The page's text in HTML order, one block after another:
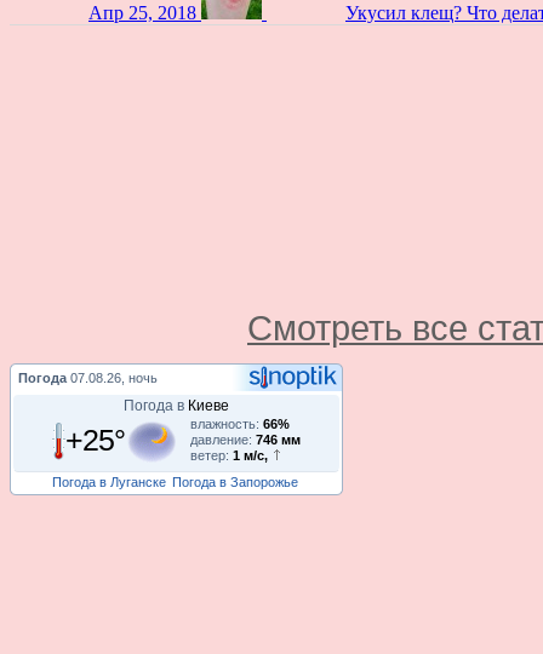
Апр 25, 2018 Укусил клещ? Что
Смотреть все
Погода 07.08.26, ночь
Погода в Киеве
+25° влажность: 66%
давление: 746 мм
ветер: 1 м/с,
Погода в Луганске Погода в Запорожье